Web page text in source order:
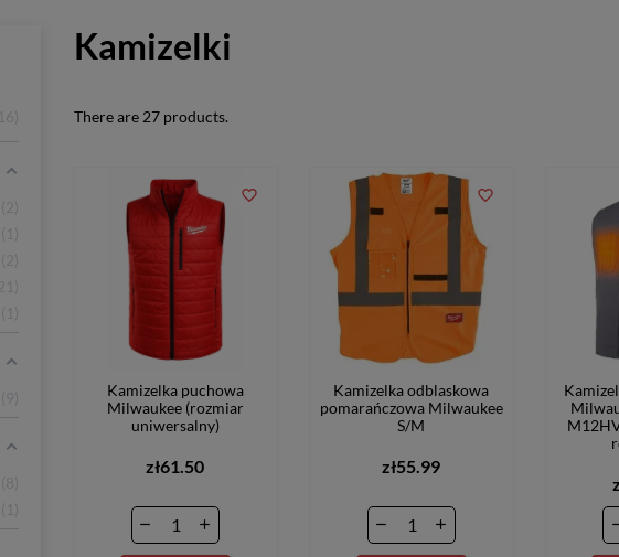
16
2
2
21
9
8
Kamizelki
There are 27 products.
Kamizelka puchowa
Milwaukee (rozmiar
uniwersalny)
zł61.50
favorite_border
Kamizelka odblaskowa
pomarańczowa Milwaukee
S/M
zł55.99
favorite_border